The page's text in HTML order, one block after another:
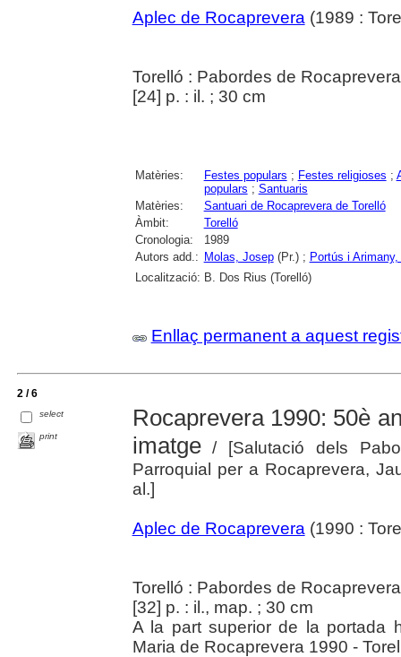
Aplec de Rocaprevera (1989 :
Torelló : Pabordes de
[24] p. : il. ; 30 cm
Matèries: Festes populars ; Festes religioses ;
populars ; Santuaris
Matèries:
Santuari de Rocaprevera de Torelló
Àmbit:
Torelló
Cronologia:
1989
Autors add.: Molas, Josep(Pr.) ; Portús i
Localització: B. Dos Rius (Torelló)
Enllaç permanent a aquest
2 / 6
select
print
Rocaprevera 1990: 50è
imatge/ [Salutació dels
Parroquial per a Rocaprevera,
al.]
Aplec de Rocaprevera (1990 :
Torelló : Pabordes de
[32] p. : il., map. ; 30 cm
A la part superior de la portada
Maria de Rocaprevera 1990 -